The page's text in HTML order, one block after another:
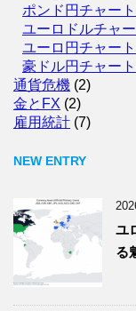
ポンド円チャート
ユーロドルチャー
ユーロ円チャート
豪ドル円チャート
通貨危機 (2)
金とFX (2)
雇用統計 (7)
NEW ENTRY
ユ
る